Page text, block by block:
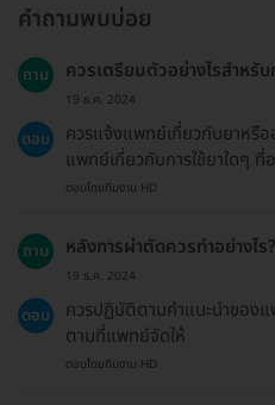
คำถามพบบ่อย
ถาม ควรเตรียมตัวอย่างไรสำหรั
19 ธ.ค. 2024
ตอบ
ควรแจ้งแพทย์เกี่ยวกับยาหรือ
แพทย์เกี่ยวกับการใช้ยาใดๆ
ตอบโดยทีมงาน HD
ถาม หลังการผ่าตัดควรทำอย่างไร?
19 ธ.ค. 2024
ตอบ
ควรปฏิบัติตามคำแนะนำของ
ตามที่แพทย์จัดให้
ตอบโดยทีมงาน HD